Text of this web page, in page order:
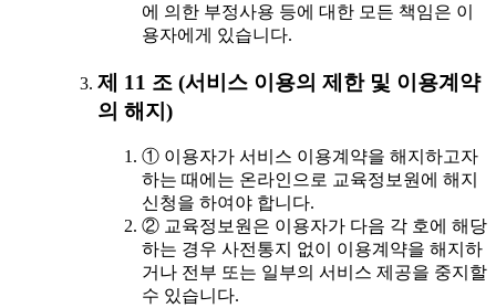
에 의한 부정사용 등에 대한 모든 책임은 이
용자에게 있습니다.
제 11 조 (서비스 이용의 제한 및 이용계약
의 해지)
① 이용자가 서비스 이용계약을 해지하고자
하는 때에는 온라인으로 교육정보원에 해지
신청을 하여야 합니다.
② 교육정보원은 이용자가 다음 각 호에 해당
하는 경우 사전통지 없이 이용계약을 해지하
거나 전부 또는 일부의 서비스 제공을 중지할
수 있습니다.